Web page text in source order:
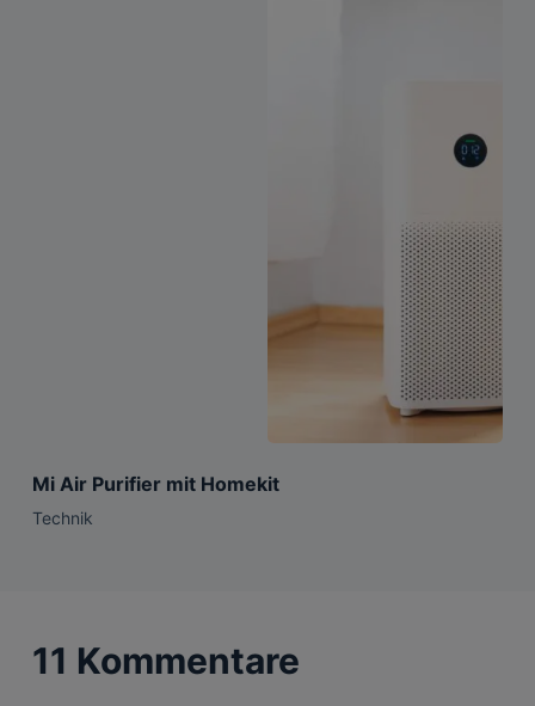
Mi Air Purifier mit Homekit
Technik
11 Kommentare